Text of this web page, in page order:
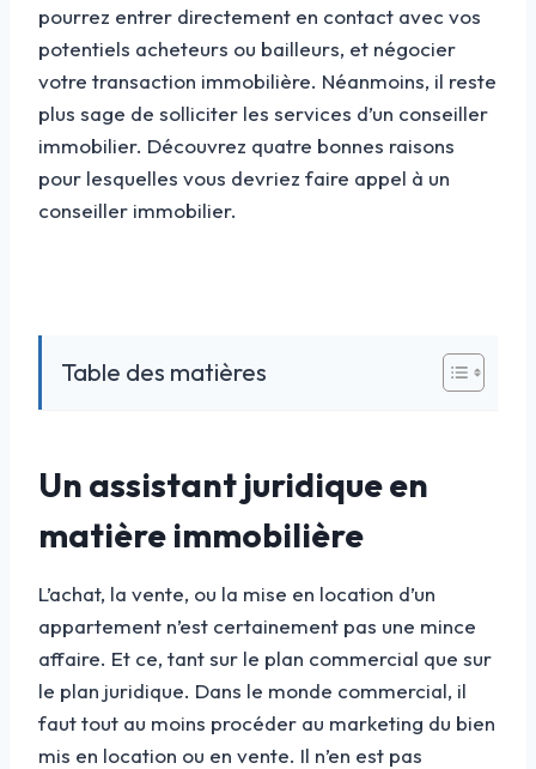
pourrez entrer directement en contact avec vos
potentiels acheteurs ou bailleurs, et négocier
votre transaction immobilière. Néanmoins, il reste
plus sage de solliciter les services d’un conseiller
immobilier. Découvrez quatre bonnes raisons
pour lesquelles vous devriez faire appel à un
conseiller immobilier.
Table des matières
Un assistant juridique en
matière immobilière
L’achat, la vente, ou la mise en location d’un
appartement n’est certainement pas une mince
affaire. Et ce, tant sur le plan commercial que sur
le plan juridique. Dans le monde commercial, il
faut tout au moins procéder au marketing du bien
mis en location ou en vente. Il n’en est pas